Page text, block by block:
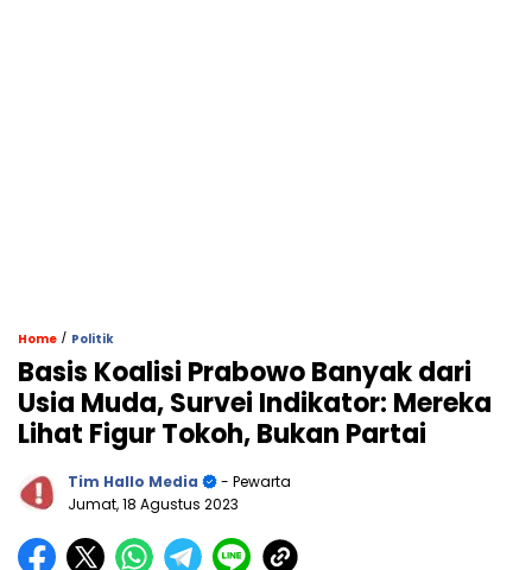
Home / Politik
Basis Koalisi Prabowo Banyak dari
Usia Muda, Survei Indikator: Mereka
Lihat Figur Tokoh, Bukan Partai
Tim Hallo Media
- Pewarta
Jumat, 18 Agustus 2023